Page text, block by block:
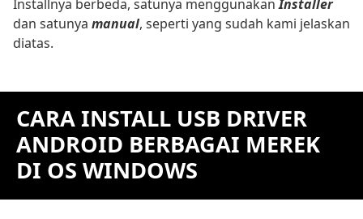
Installnya berbeda, satunya menggunakanInstaller
dan satunya manual, seperti yang sudah kami jelaskan
diatas.
CARA INSTALL USB DRIVER
ANDROID BERBAGAI MEREK
DI OS WINDOWS